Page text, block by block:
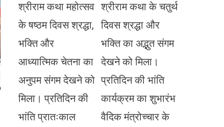
श्रीराम कथा महोत्सव
के षष्ठम दिवस श्रद्धा,
भक्ति और
आध्यात्मिक चेतना का
अनुपम संगम देखने को
मिला। प्रतिदिन की
भांति प्रातःकाल
श्रीराम कथा के चतुर्थ
दिवस श्रद्धा और
भक्ति का अद्भुत संगम
देखने को मिला।
प्रतिदिन की भांति
कार्यक्रम का शुभारंभ
वैदिक मंत्रोच्चार के